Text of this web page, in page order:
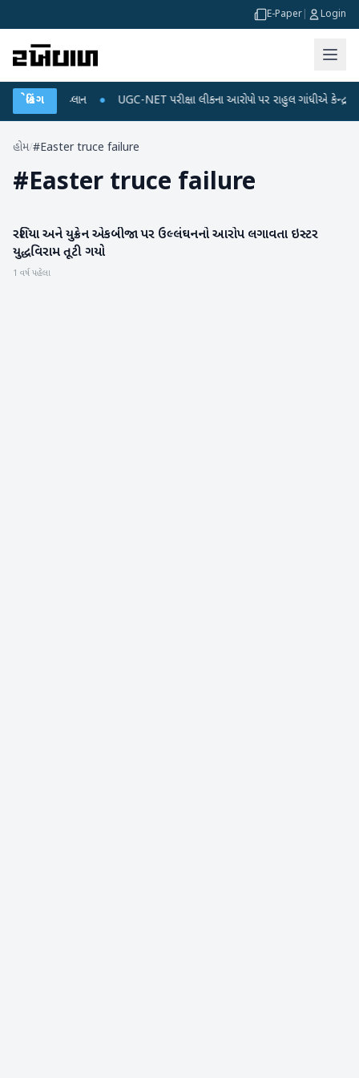
E-Paper Login
બ્રેકિંગ
અને ડેટા પ્લાન UGC-NET પરીક્ષા લીકના આરોપો પર રાહુલ ગાંધીએ કેન્દ્ર પર
હોમ/#Easter truce failure
#Easter truce failure
આંતરરાષ્ટ્રીય
રશિયા અને યુક્રેન એકબીજા પર ઉલ્લંઘનનો આરોપ લગાવતા ઇસ્ટર
યુદ્ધવિરામ તૂટી ગયો
1 વર્ષ પહેલા